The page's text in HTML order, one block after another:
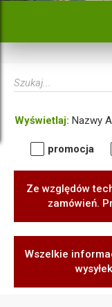
Wyświetlaj: Nazwy
promocja
Ze względów
zamówień.
Wszelkie